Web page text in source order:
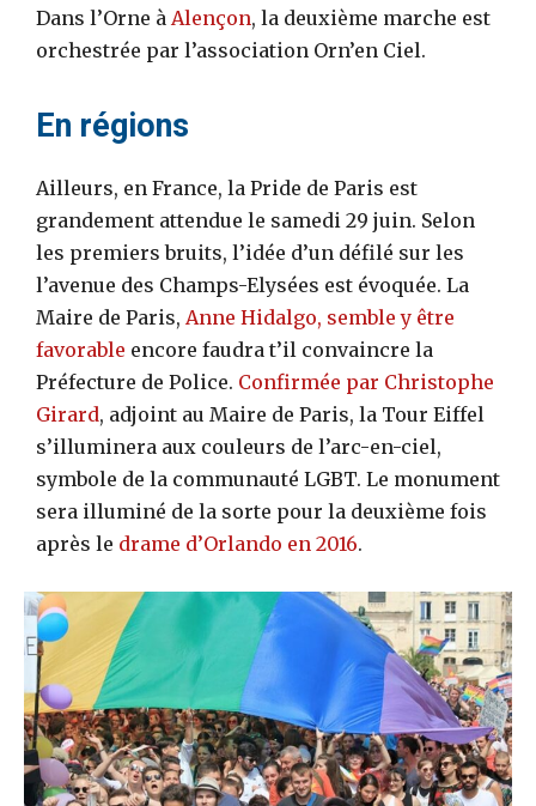
Dans l’Orne à Alençon, la deuxième marche est
orchestrée par l’association Orn’en Ciel.
En régions
Ailleurs, en France, la Pride de Paris est
grandement attendue le samedi 29 juin. Selon
les premiers bruits, l’idée d’un défilé sur les
l’avenue des Champs-Elysées est évoquée. La
Maire de Paris, Anne Hidalgo, semble y être
favorable encore faudra t’il convaincre la
Préfecture de Police. Confirmée par Christophe
Girard, adjoint au Maire de Paris, la Tour Eiffel
s’illuminera aux couleurs de l’arc-en-ciel,
symbole de la communauté LGBT. Le monument
sera illuminé de la sorte pour la deuxième fois
après le drame d’Orlando en 2016.